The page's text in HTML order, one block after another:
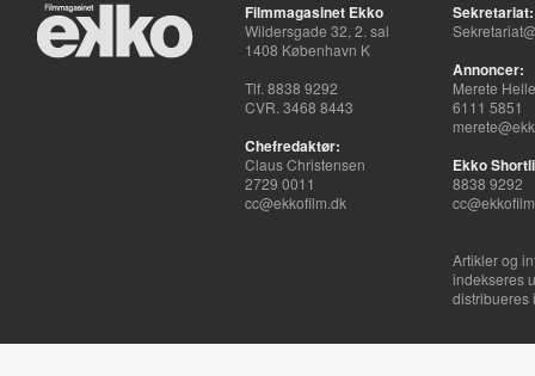
Filmmagasinet Ekko
Wildersgade 32, 2. sal
1408 København K
Tlf. 8838 9292
CVR. 3468 8443
Chefredaktør:
Claus Christensen
2729 0011
cc@ekkofilm.dk
Sekretariat:
Annoncer:
Merete
6111 5851
Ekko
8838 9292
Artikler og
indekseres
distribueres